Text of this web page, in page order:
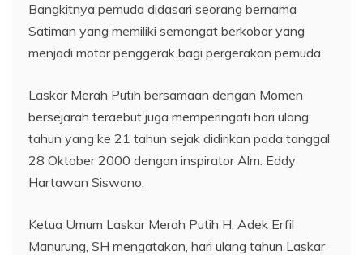
Bangkitnya pemuda didasari seorang bernama
Satiman yang memiliki semangat berkobar yang
menjadi motor penggerak bagi pergerakan pemuda.
Laskar Merah Putih bersamaan dengan Momen
bersejarah teraebut juga memperingati hari ulang
tahun yang ke 21 tahun sejak didirikan pada tanggal
28 Oktober 2000 dengan inspirator Alm. Eddy
Hartawan Siswono,
Ketua Umum Laskar Merah Putih H. Adek Erfil
Manurung, SH mengatakan, hari ulang tahun Laskar